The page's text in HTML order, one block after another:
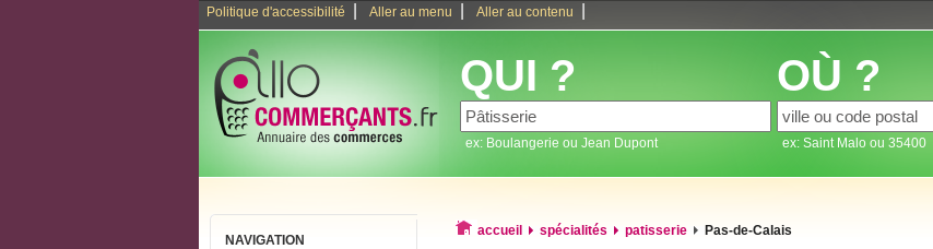
Politique d'accessibilité Aller au menu Aller au contenu
QUI ?
ex: Boulangerie ou Jean Dupont
OÙ ?
ex: Saint Malo ou 35400
NAVIGATION
accueil spécialités patisserie Pas-de-Calais